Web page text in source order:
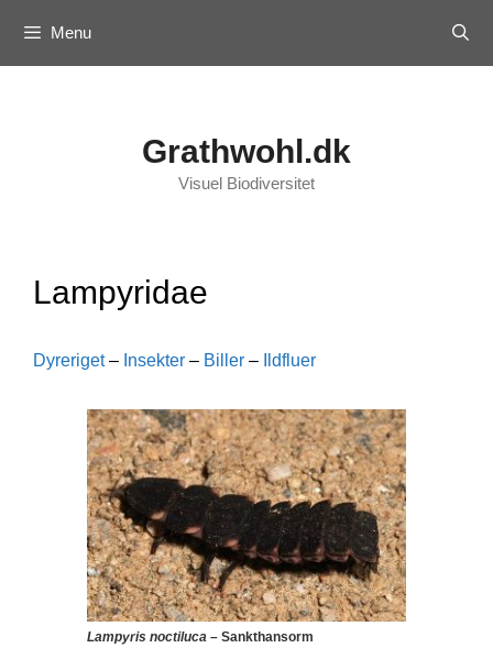
content
Menu
Grathwohl.dk
Visuel Biodiversitet
Lampyridae
Dyreriget– Insekter – Biller – Ildfluer
Lampyris noctiluca – Sankthansorm